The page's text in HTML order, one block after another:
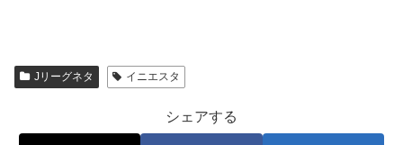
Jリーグネタ イニエスタ
シェアする